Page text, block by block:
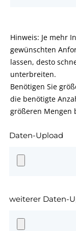
Hinweis: Je mehr
gewünschten
lassen, desto
unterbreiten.
Benötigen Sie
die benötigte
größeren Mengen
Daten-Upload
weiterer Daten-